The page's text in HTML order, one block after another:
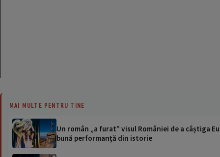
MAI MULTE PENTRU TINE
Un român „a furat” visul României de a câștiga
bună performanță din istorie